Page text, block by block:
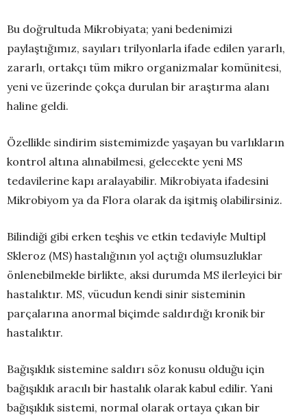
Bu doğrultuda Mikrobiyata; yani bedenimizi
paylaştığımız, sayıları trilyonlarla ifade edilen yararlı,
zararlı, ortakçı tüm mikro organizmalar komünitesi,
yeni ve üzerinde çokça durulan bir araştırma alanı
haline geldi.
Özellikle sindirim sistemimizde yaşayan bu varlıkların
kontrol altına alınabilmesi, gelecekte yeni MS
tedavilerine kapı aralayabilir. Mikrobiyata ifadesini
Mikrobiyom ya da Flora olarak da işitmiş olabilirsiniz.
Bilindiği gibi erken teşhis ve etkin tedaviyle Multipl
Skleroz (MS) hastalığının yol açtığı olumsuzluklar
önlenebilmekle birlikte, aksi durumda MS ilerleyici bir
hastalıktır. MS, vücudun kendi sinir sisteminin
parçalarına anormal biçimde saldırdığı kronik bir
hastalıktır.
Bağışıklık sistemine saldırı söz konusu olduğu için
bağışıklık aracılı bir hastalık olarak kabul edilir. Yani
bağışıklık sistemi, normal olarak ortaya çıkan bir